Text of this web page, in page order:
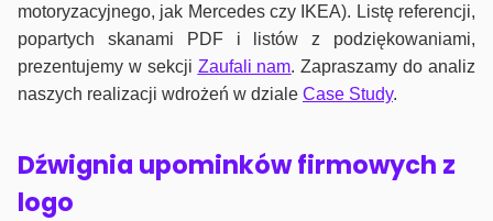
motoryzacyjnego, jak Mercedes czy IKEA). Listę referencji,
popartych skanami PDF i listów z podziękowaniami,
prezentujemy w sekcji Zaufali nam. Zapraszamy do analiz
naszych realizacji wdrożeń w dziale Case Study.
Dźwignia upominków firmowych z
logo